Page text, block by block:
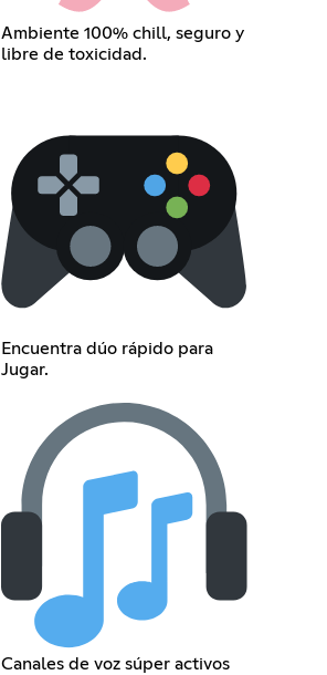
Ambiente 100% chill, seguro y
libre de toxicidad.
Encuentra dúo rápido para
Jugar.
Canales de voz súper activos